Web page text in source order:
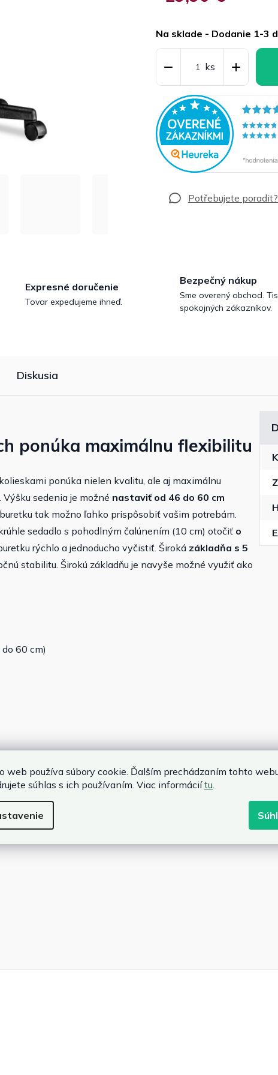
web používa súbory cookie. Ďalším prechádzaním tohto
súhlas s ich používaním. Viac informáciítu.
cena:
Na sklade - Dodanie 1-3
Expresné doručenie
Tovar expedujeme ihneď.
Bezpečný nákup
Sme overený obchod.
spokojných zákazníkov.
Diskusia
ponúka maximálnu flexibilitu
ponúka nielen kvalitu, ale aj maximálnu
sedenia je možné nastaviť od 46 do 60 cm
tak možno ľahko prispôsobiť vašim potrebám.
sedadlo s pohodlným čalúnením (10 cm) otočiť o
rýchlo a jednoducho vyčistiť. Široká základňa s 5
stabilitu. Širokú základňu je navyše možné využiť ako
60 cm)